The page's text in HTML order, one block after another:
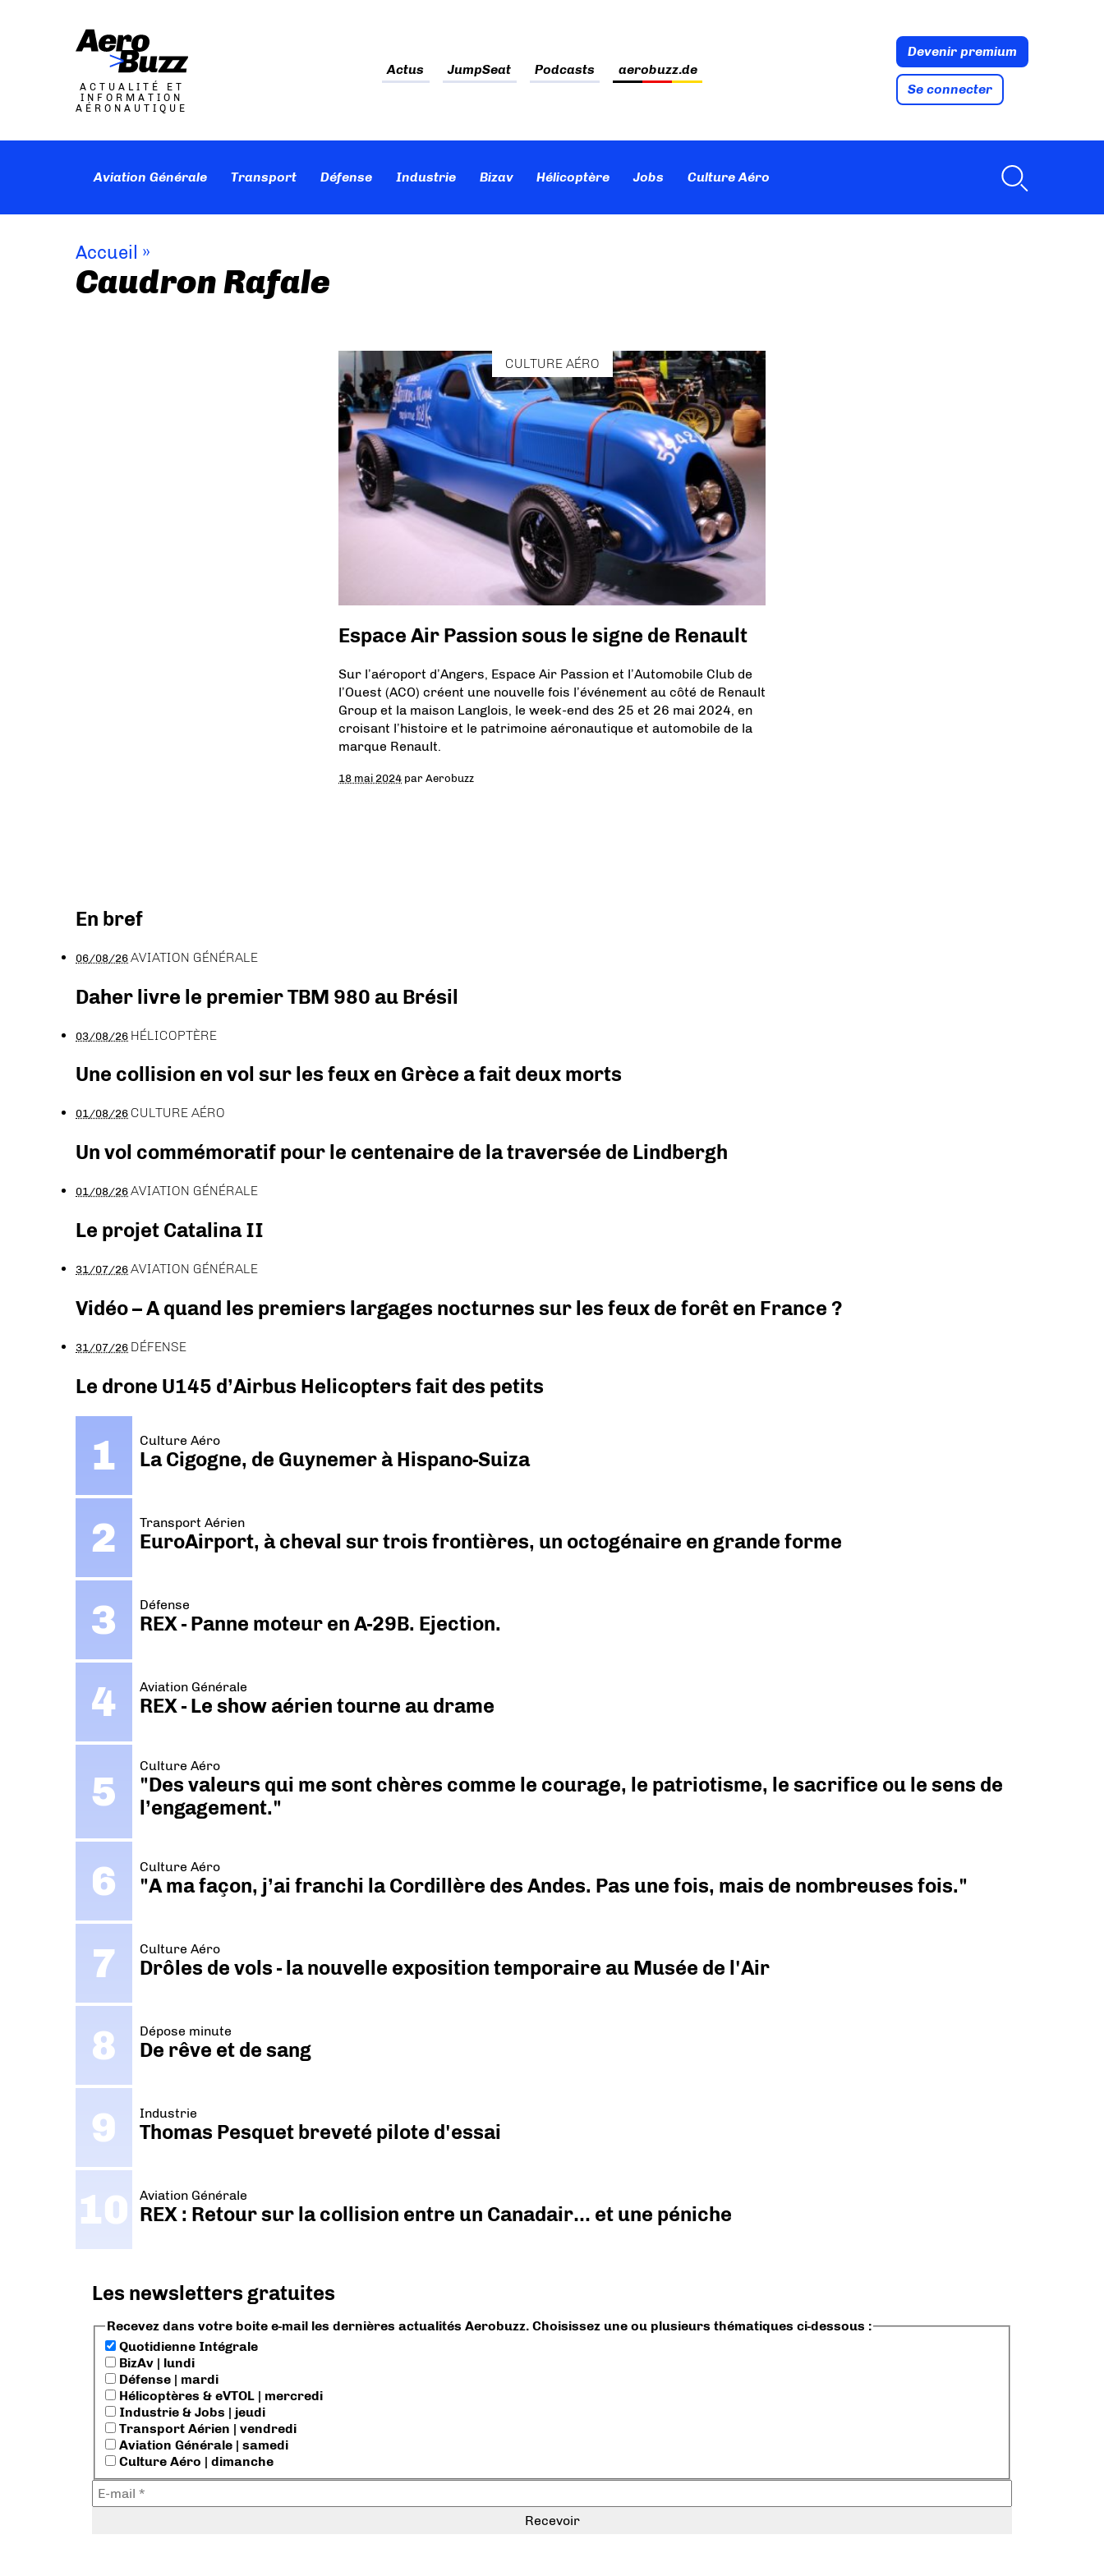
ACTUALITÉ ET
INFORMATION
AÉRONAUTIQUE
Actus JumpSeat Podcasts aerobuzz.de
Devenir premium
Se connecter
Aviation Générale Transport Défense Industrie Bizav Hélicoptère Jobs Culture Aéro
Accueil »
Caudron Rafale
CULTURE AÉRO
Espace Air Passion sous le signe de Renault
Sur l’aéroport d’Angers, Espace Air Passion et l’Automobile Club de
l’Ouest (ACO) créent une nouvelle fois l’événement au côté de Renault
Group et la maison Langlois, le week-end des 25 et 26 mai 2024, en
croisant l’histoire et le patrimoine aéronautique et automobile de la
marque Renault.
18 mai 2024 parAerobuzz
En bref
06/08/26AVIATION GÉNÉRALE
Daher livre le premier TBM 980 au Brésil
03/08/26 HÉLICOPTÈRE
Une collision en vol sur les feux en Grèce a fait deux morts
01/08/26 CULTURE AÉRO
Un vol commémoratif pour le centenaire de la traversée de Lindbergh
01/08/26AVIATION GÉNÉRALE
Le projet Catalina II
31/07/26AVIATION GÉNÉRALE
Vidéo – A quand les premiers largages nocturnes sur les feux de forêt en France ?
31/07/26 DÉFENSE
Le drone U145 d’Airbus Helicopters fait des petits
Culture Aéro
La Cigogne, de Guynemer à Hispano-Suiza
Transport Aérien
EuroAirport, à cheval sur trois frontières, un octogénaire en grande forme
Défense
REX - Panne moteur en A-29B. Ejection.
Aviation Générale
REX - Le show aérien tourne au drame
Culture Aéro
"Des valeurs qui me sont chères comme le courage, le patriotisme, le sacrifice ou le sens de
l’engagement."
Culture Aéro
"A ma façon, j’ai franchi la Cordillère des Andes. Pas une fois, mais de nombreuses fois."
Culture Aéro
Drôles de vols - la nouvelle exposition temporaire au Musée de l'Air
Dépose minute
De rêve et de sang
Industrie
Thomas Pesquet breveté pilote d'essai
Aviation Générale
REX : Retour sur la collision entre un Canadair… et une péniche
Les newsletters gratuites
Recevez dans votre boite e-mail les dernières actualités Aerobuzz. Choisissez une ou plusieurs thématiques ci-dessous :
Quotidienne Intégrale
BizAv | lundi
Défense | mardi
Hélicoptères & eVTOL | mercredi
Industrie & Jobs | jeudi
Transport Aérien | vendredi
Aviation Générale | samedi
Culture Aéro | dimanche